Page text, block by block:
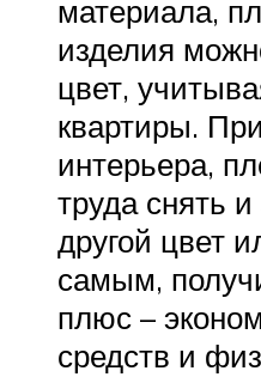
материала,
изделия
цвет,
квартиры.
интерьера,
труда снять
другой цвет
самым,
плюс –
средств и